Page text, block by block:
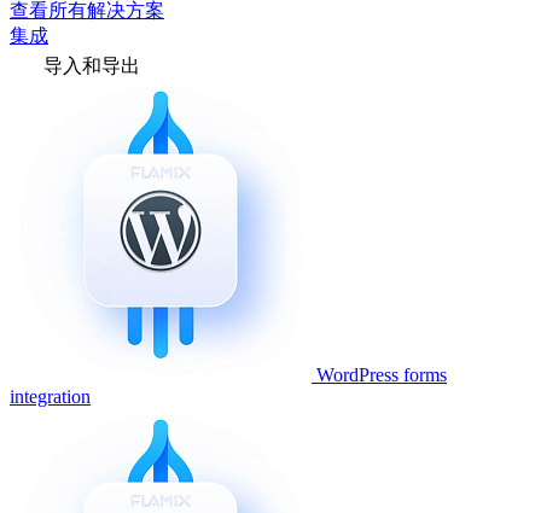
查看所有解决方案
集成
导入和导出
WordPress forms
integration